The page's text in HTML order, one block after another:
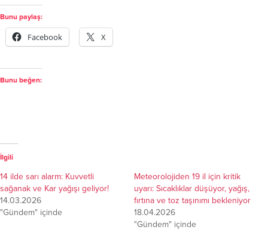
Bunu paylaş:
Facebook X
Bunu beğen:
İlgili
14 ilde sarı alarm: Kuvvetli
sağanak ve Kar yağışı geliyor!
14.03.2026
"Gündem" içinde
Meteorolojiden 19 il için kritik
uyarı: Sıcaklıklar düşüyor, yağış,
fırtına ve toz taşınımı bekleniyor
18.04.2026
"Gündem" içinde